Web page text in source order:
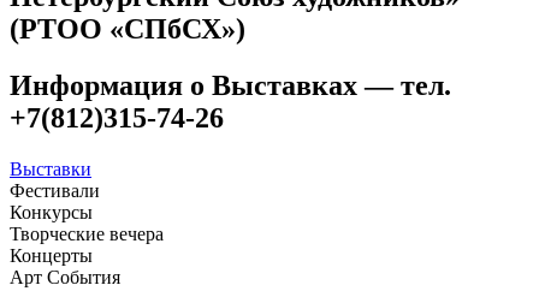
(РТОО «СПбСХ»)
Информация о Выставках — тел.
+7(812)315-74-26
Выставки
Фестивали
Конкурсы
Творческие вечера
Концерты
Арт События